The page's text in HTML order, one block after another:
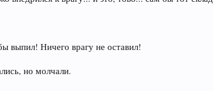
выпил! Ничего врагу не оставил!
но молчали.